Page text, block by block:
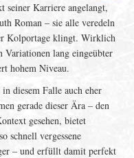
seiner Karriere angelangt,
Roman – sie alle veredeln
Kolportage klingt. Wirklich
lang eingeübter
hohem Niveau.
diesem Falle auch eher
gerade dieser Ära – den
gesehen, bietet
schnell vergessene
– und erfüllt damit perfekt